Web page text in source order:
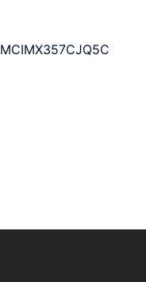
MCIMX357CJQ5C